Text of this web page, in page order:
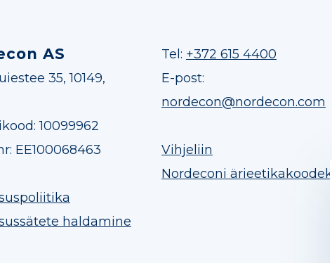
AS
35, 10149,
10099962
EE100068463
haldamine
Tel: +372 615 4400
E-post:
nordecon@nordecon.com
Vihjeliin
Nordeconi ärieetikakoodeks